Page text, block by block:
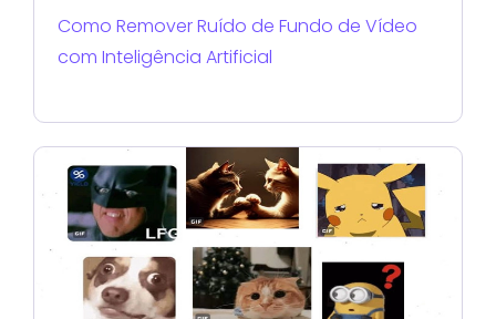
Como Remover Ruído de Fundo de Vídeo
com Inteligência Artificial